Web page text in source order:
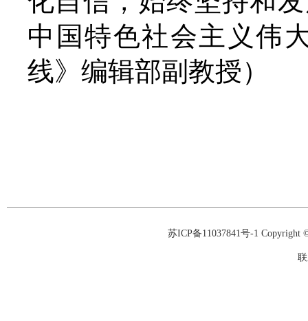
中国特色社会主义伟
线》编辑部副教授）
苏ICP备11037841号-1 Copyright